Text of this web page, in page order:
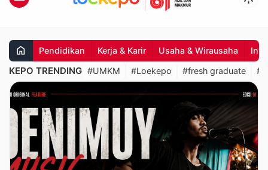
home Pendidikan Kerja & Karir Usaha & Wirausaha
KEPO TRENDING #UMKM #Loekepo #fresh graduate